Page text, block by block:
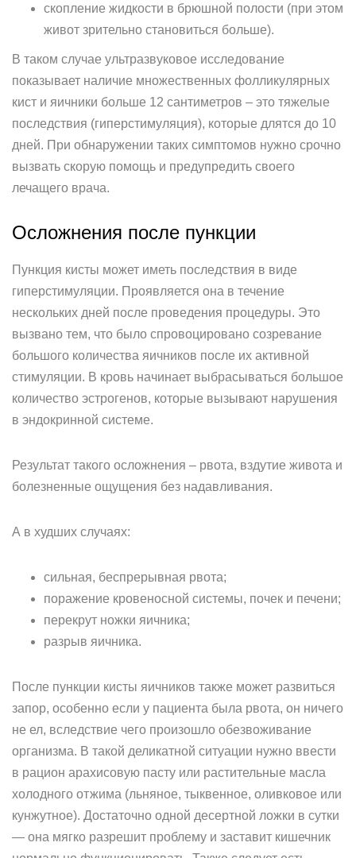
скопление жидкости в брюшной полости (при этом
живот зрительно становиться больше).
В таком случае ультразвуковое исследование
показывает наличие множественных фолликулярных
кист и яичники больше 12 сантиметров – это тяжелые
последствия (гиперстимуляция), которые длятся до 10
дней. При обнаружении таких симптомов нужно срочно
вызвать скорую помощь и предупредить своего
лечащего врача.
Осложнения после пункции
Пункция кисты может иметь последствия в виде
гиперстимуляции. Проявляется она в течение
нескольких дней после проведения процедуры. Это
вызвано тем, что было спровоцировано созревание
большого количества яичников после их активной
стимуляции. В кровь начинает выбрасываться большое
количество эстрогенов, которые вызывают нарушения
в эндокринной системе.
Результат такого осложнения – рвота, вздутие живота и
болезненные ощущения без надавливания.
А в худших случаях:
сильная, беспрерывная рвота;
поражение кровеносной системы, почек и печени;
перекрут ножки яичника;
разрыв яичника.
После пункции кисты яичников также может развиться
запор, особенно если у пациента была рвота, он ничего
не ел, вследствие чего произошло обезвоживание
организма. В такой деликатной ситуации нужно ввести
в рацион арахисовую пасту или растительные масла
холодного отжима (льняное, тыквенное, оливковое или
кунжутное). Достаточно одной десертной ложки в сутки
— она мягко разрешит проблему и заставит кишечник